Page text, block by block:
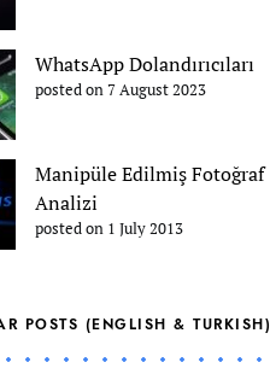
WhatsApp Dolandırıcıları
posted on 7 August 2023
Manipüle Edilmiş Fotoğraf
Analizi
posted on 1 July 2013
POSTS (ENGLISH & TURKISH)